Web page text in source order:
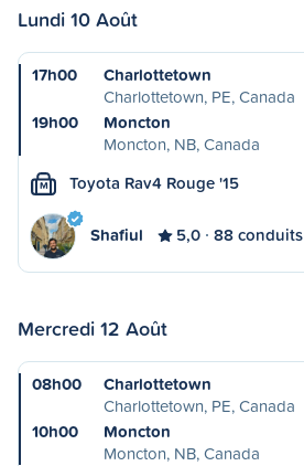
Lundi 10 Août
17h00
Charlottetown
Charlottetown, PE, Canada
19h00
Moncton
Moncton, NB, Canada
M Toyota Rav4 Rouge '15
Shafiul 5,0 88 conduits
Mercredi 12 Août
08h00
Charlottetown
Charlottetown, PE, Canada
10h00
Moncton
Moncton, NB, Canada